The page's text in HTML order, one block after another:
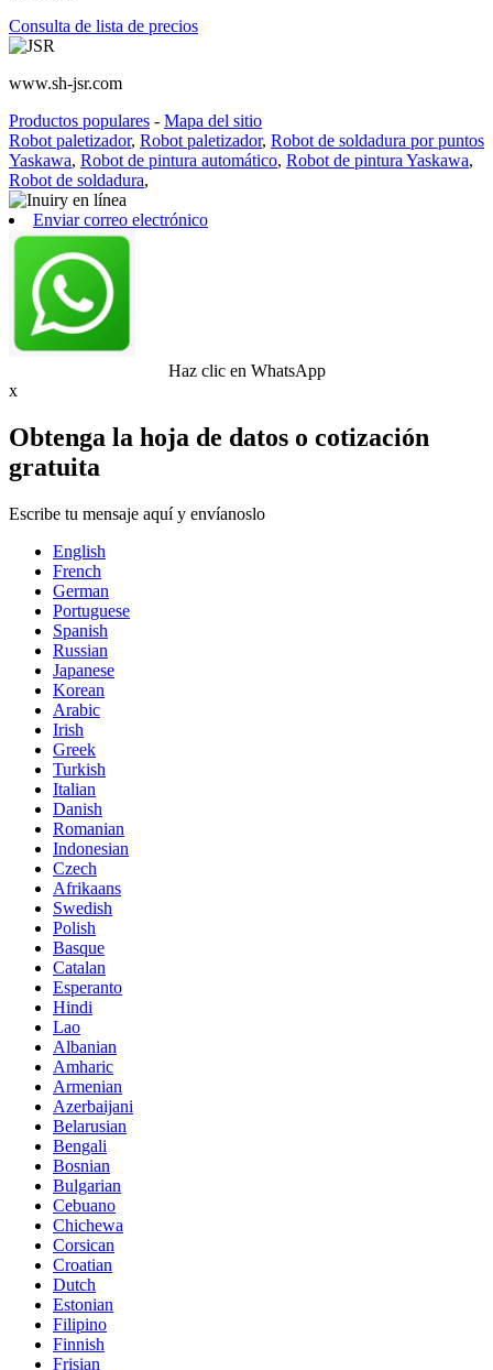
Consulta de lista de precios
www.sh-jsr.com
Productos populares - Mapa del sitio
Robot paletizador, Robot paletizador, Robot de soldadura por puntos
Yaskawa, Robot de pintura automático, Robot de pintura Yaskawa,
Robot de soldadura,
Enviar correo electrónico
Haz clic en WhatsApp
x
Obtenga la hoja de datos o cotización
gratuita
Escribe tu mensaje aquí y envíanoslo
English
French
German
Portuguese
Spanish
Russian
Japanese
Korean
Arabic
Irish
Greek
Turkish
Italian
Danish
Romanian
Indonesian
Czech
Afrikaans
Swedish
Polish
Basque
Catalan
Esperanto
Hindi
Lao
Albanian
Amharic
Armenian
Azerbaijani
Belarusian
Bengali
Bosnian
Bulgarian
Cebuano
Chichewa
Corsican
Croatian
Dutch
Estonian
Filipino
Finnish
Frisian